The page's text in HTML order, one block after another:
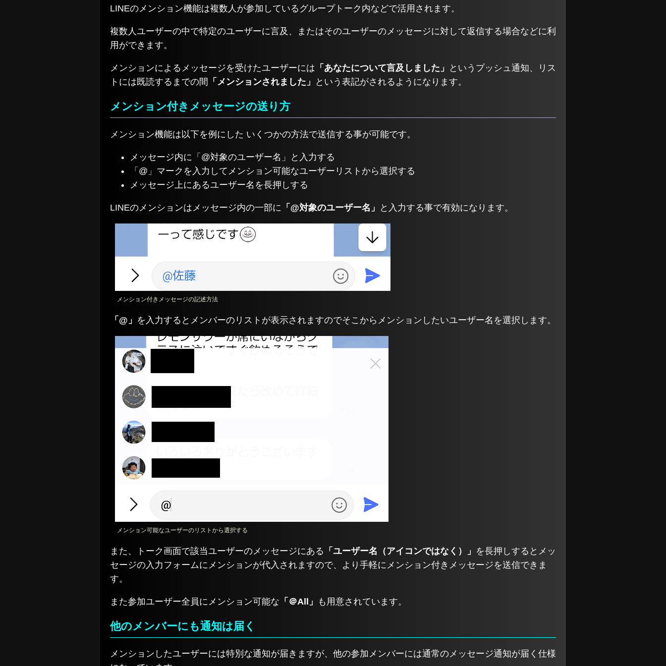
LINEのメンション機能は複数人が参加しているグループトーク内などで活用されます。
複数人ユーザーの中で特定のユーザーに言及、またはそのユーザーのメッセージに対して返信する場合などに利
用ができます。
メンションによるメッセージを受けたユーザーには 「あなたについて言及しました」
というプッシュ通知、リス
トには既読するまでの間 「メンションされました」 という表記がされるようになります。
メンション付きメッセージの送り方
メンション機能は以下を例にした いくつかの方法で送信する事が可能です。
メッセージ内に「@対象のユーザー名」と入力する
「@」マークを入力してメンション可能なユーザーリストから選択する
メッセージ上にあるユーザー名を長押しする
LINEのメンションはメッセージ内の一部に 「@対象のユーザー名」 と入力する事で有効になります。
メンション付きメッセージの記述方法
「@」 を入力するとメンバーのリストが表示されますのでそこからメンションしたいユーザー名を選択します。
メンション可能なユーザーのリストから選択する
また、トーク画面で該当ユーザーのメッセージにある 「ユーザー名（アイコンではなく）」 を長押しするとメッ
セージの入力フォームにメンションが代入されますので、より手軽にメンション付きメッセージを送信できま
す。
また参加ユーザー全員にメンション可能な 「＠All」 も用意されています。
他のメンバーにも通知は届く
メンションしたユーザーには特別な通知が届きますが、他の参加メンバーには通常のメッセージ通知が届く仕様